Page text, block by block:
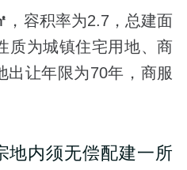
，容积率为2.7，总建面
质为城镇住宅用地、商
出让年限为70年，商服
地内须无偿配建一所